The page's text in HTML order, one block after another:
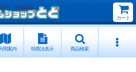
カート
用案内 特商法表示 商品検索